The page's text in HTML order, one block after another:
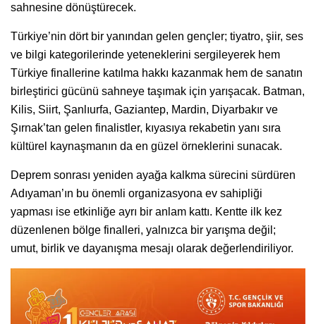
sahnesine dönüştürecek.
Türkiye’nin dört bir yanından gelen gençler; tiyatro, şiir, ses
ve bilgi kategorilerinde yeteneklerini sergileyerek hem
Türkiye finallerine katılma hakkı kazanmak hem de sanatın
birleştirici gücünü sahneye taşımak için yarışacak. Batman,
Kilis, Siirt, Şanlıurfa, Gaziantep, Mardin, Diyarbakır ve
Şırnak’tan gelen finalistler, kıyasıya rekabetin yanı sıra
kültürel kaynaşmanın da en güzel örneklerini sunacak.
Deprem sonrası yeniden ayağa kalkma sürecini sürdüren
Adıyaman’ın bu önemli organizasyona ev sahipliği
yapması ise etkinliğe ayrı bir anlam kattı. Kentte ilk kez
düzenlenen bölge finalleri, yalnızca bir yarışma değil;
umut, birlik ve dayanışma mesajı olarak değerlendiriliyor.